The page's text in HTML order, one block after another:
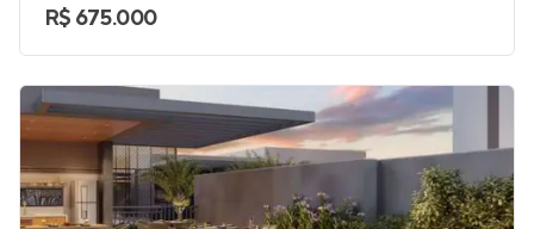
R$ 675.000